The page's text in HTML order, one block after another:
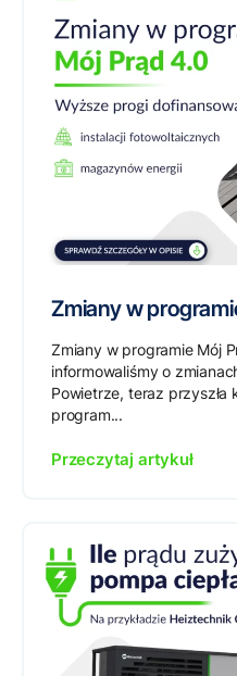
Zmiany w
Zmiany w programie Mój
informowaliśmy o
Powietrze, teraz przyszła
program...
Przeczytaj artykuł